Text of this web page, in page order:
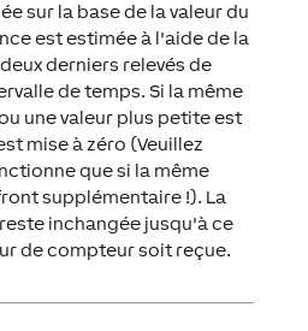
sur la base de la valeur du
est estimée à l'aide de la
derniers relevés de
de temps. Si la même
une valeur plus petite est
mise à zéro (Veuillez
que si la même
supplémentaire !). La
inchangée jusqu'à ce
de compteur soit reçue.